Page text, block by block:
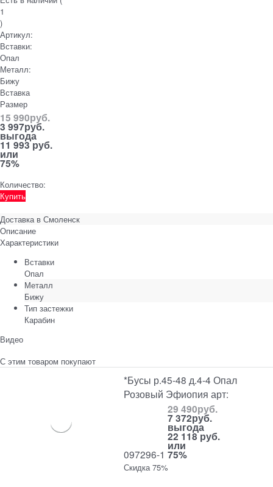
1
)
Артикул:
Вставки:
Опал
Металл:
Бижу
Вставка
Размер
15 990руб.
3 997руб.
выгода
11 993 руб.
или
75%
Количество:
Купить
Доставка в Смоленск
Описание
Характеристики
Вставки
Опал
Металл
Бижу
Тип застежки
Карабин
Видео
С этим товаром покупают
*Бусы р.45-48 д.4-4 Опал
Розовый Эфиопия арт:
097296-1
29 490руб.
7 372руб.
выгода
22 118 руб.
или
75%
Скидка 75%